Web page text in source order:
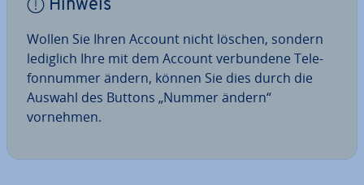
Hinweis
Wollen Sie Ihren Account nicht löschen, sondern
lediglich Ihre mit dem Account ver­bun­de­ne Te­le­
fon­num­mer ändern, können Sie dies durch die
Auswahl des Buttons „Nummer ändern“
vornehmen.